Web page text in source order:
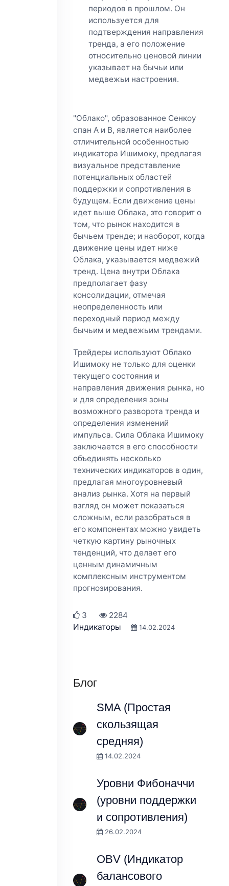
периодов в прошлом. Он
используется для
подтверждения направления
тренда, а его положение
относительно ценовой линии
указывает на бычьи или
медвежьи настроения.
"Облако", образованное Сенкоу
спан A и B, является наиболее
отличительной особенностью
индикатора Ишимоку, предлагая
визуальное представление
потенциальных областей
поддержки и сопротивления в
будущем. Если движение цены
идет выше Облака, это говорит о
том, что рынок находится в
бычьем тренде; и наоборот, когда
движение цены идет ниже
Облака, указывается медвежий
тренд. Цена внутри Облака
предполагает фазу
консолидации, отмечая
неопределенность или
переходный период между
бычьим и медвежьим трендами.
Трейдеры используют Облако
Ишимоку не только для оценки
текущего состояния и
направления движения рынка, но
и для определения зоны
возможного разворота тренда и
определения изменений
импульса. Сила Облака Ишимоку
заключается в его способности
объединять несколько
технических индикаторов в один,
предлагая многоуровневый
анализ рынка. Хотя на первый
взгляд он может показаться
сложным, если разобраться в
его компонентах можно увидеть
четкую картину рыночных
тенденций, что делает его
ценным динамичным
комплексным инструментом
прогнозирования.
3
2284
Индикаторы
14.02.2024
Блог
SMA (Простая
скользящая
средняя)
14.02.2024
Уровни Фибоначчи
(уровни поддержки
и сопротивления)
26.02.2024
OBV (Индикатор
балансового